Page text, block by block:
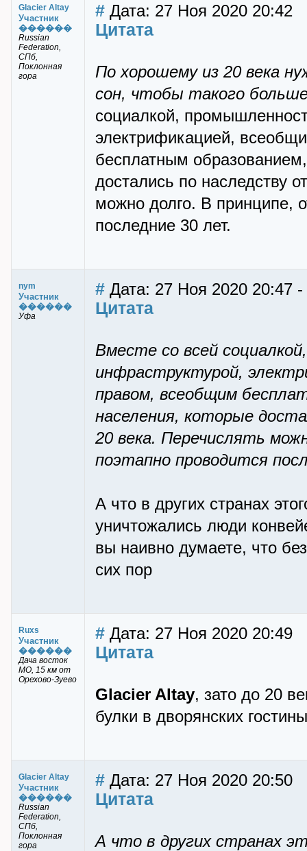
Glacier Altay
Участник
������
Russian
Federation,
СПб,
Поклонная
гора
# Дата: 27 Ноя 2020 20:42
Цитата
По хорошему из 20 века
сон, чтобы такого
социалкой,
электрификацией,
бесплатным
достались по наследству
можно долго. В принципе,
последние 30 лет.
nym
Участник
������
Уфа
# Дата: 27 Ноя 2020 20:47
Цитата
Вместе со всей
инфраструктурой,
правом, всеобщим
населения, которые
20 века. Перечислять
поэтапно проводится
А что в других странах
уничтожались люди
вы наивно думаете, что
сих пор
Ruxs
Участник
������
Дача восток
МО, 15 км от
Орехово-Зуево
# Дата: 27 Ноя 2020 20:49
Цитата
Glacier Altay, зато до 20
булки в дворянских
Glacier Altay
Участник
������
Russian
Federation,
СПб,
Поклонная
гора
# Дата: 27 Ноя 2020 20:50
Цитата
А что в других странах